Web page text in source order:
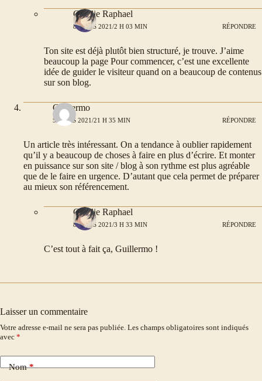
Coralie Raphael
8 MARS 2021/2 H 03 MIN RÉPONDRE
Ton site est déjà plutôt bien structuré, je trouve. J’aime
beaucoup la page Pour commencer, c’est une excellente
idée de guider le visiteur quand on a beaucoup de contenus
sur son blog.
Guillermo
5 MARS 2021/21 H 35 MIN RÉPONDRE
Un article très intéressant. On a tendance à oublier rapidement
qu’il y a beaucoup de choses à faire en plus d’écrire. Et monter
en puissance sur son site / blog à son rythme est plus agréable
que de le faire en urgence. D’autant que cela permet de préparer
au mieux son référencement.
Coralie Raphael
8 MARS 2021/3 H 33 MIN RÉPONDRE
C’est tout à fait ça, Guillermo !
Laisser un commentaire
Votre adresse e-mail ne sera pas publiée. Les champs obligatoires sont indiqués
avec *
Nom*